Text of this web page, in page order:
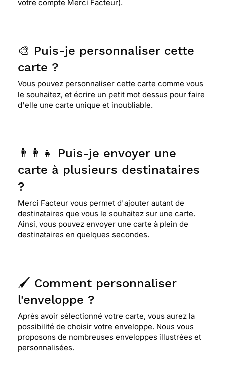
votre compte Merci Facteur).
🎨 Puis-je personnaliser cette
carte ?
Vous pouvez personnaliser cette carte comme vous
le souhaitez, et écrire un petit mot dessus pour faire
d'elle une carte unique et inoubliable.
👨‍👩‍👧 Puis-je envoyer une
carte à plusieurs destinataires
?
Merci Facteur vous permet d'ajouter autant de
destinataires que vous le souhaitez sur une carte.
Ainsi, vous pouvez envoyer une carte à plein de
destinataires en quelques secondes.
🖌️ Comment personnaliser
l'enveloppe ?
Après avoir sélectionné votre carte, vous aurez la
possibilité de choisir votre enveloppe. Nous vous
proposons de nombreuses enveloppes illustrées et
personnalisées.